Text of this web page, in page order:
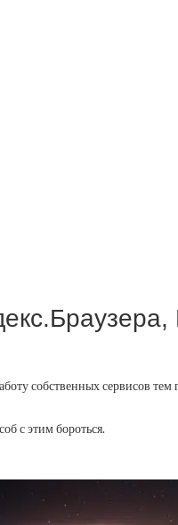
собственных сервисов
с этим бороться.